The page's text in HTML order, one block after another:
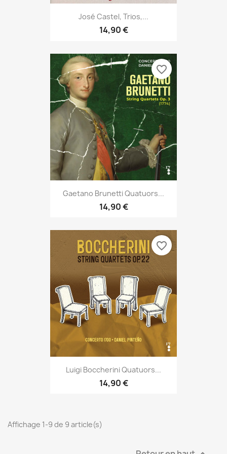
José Castel, Trios,...
14,90 €
Gaetano Brunetti Quatuors...
14,90 €
favorite_border
Luigi Boccherini Quatuors...
14,90 €
favorite_border
Affichage 1-9 de 9 article(s)